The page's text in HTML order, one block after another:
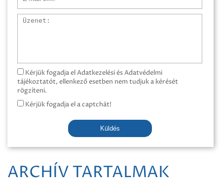
Üzenet
Kérjük fogadja el Adatkezelési és Adatvédelmi
tájékoztatót, ellenkező esetben nem tudjuk a kérését
rögzíteni.
Kérjük fogadja el a captchát!
Küldés
ARCHÍV TARTALMAK